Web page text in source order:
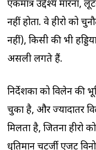
एकमात्र उद्देश्य मारना,
नहीं होता. वे हीरो को
नहीं), किसी की भी
असली लगते हैं.
निर्देशकों को विलेन की
चुका है, और ज्‍यादातर
मिलता है, जितना हीरो
धृतिमान चटर्जी एजेंट